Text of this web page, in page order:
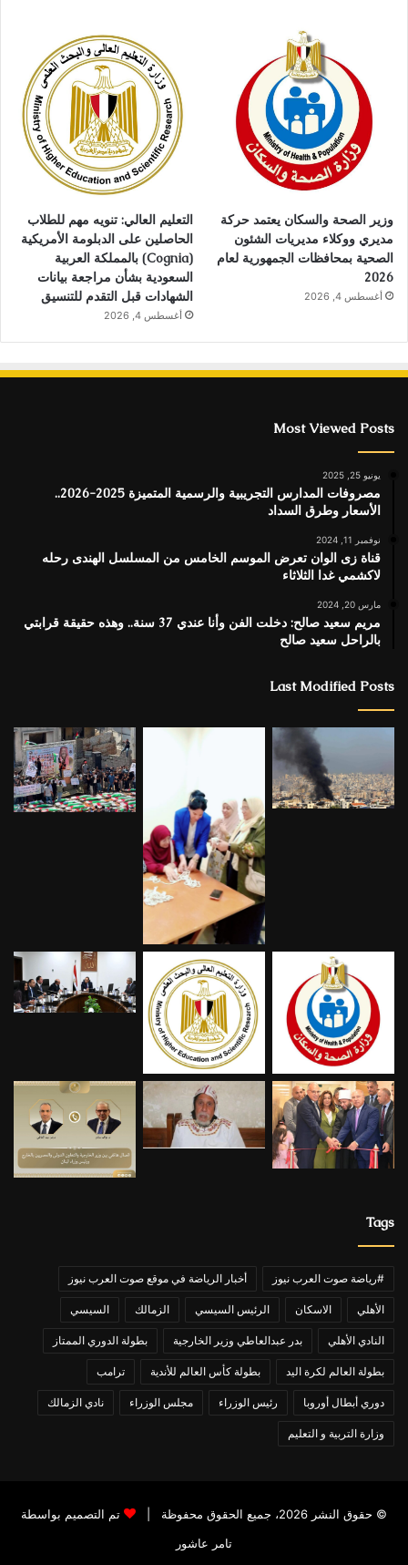
وزير الصحة والسكان يعتمد حركة
مديري ووكلاء مديريات الشئون
الصحية بمحافظات الجمهورية لعام
2026
أغسطس 4, 2026
التعليم العالي: تنويه مهم للطلاب
الحاصلين على الدبلومة الأمريكية
(Cognia) بالمملكة العربية
السعودية بشأن مراجعة بيانات
الشهادات قبل التقدم للتنسيق
أغسطس 4, 2026
Most Viewed Posts
يونيو 25, 2025
مصروفات المدارس التجريبية والرسمية المتميزة 2025-2026..
الأسعار وطرق السداد
نوفمبر 11, 2024
قناة زى الوان تعرض الموسم الخامس من المسلسل الهندى رحله
لاكشمي غدا الثلاثاء
مارس 20, 2024
مريم سعيد صالح: دخلت الفن وأنا عندي 37 سنة.. وهذه حقيقة قرابتي
بالراحل سعيد صالح
Last Modified Posts
Tags
#رياضة صوت العرب نيوز أخبار الرياضة في موقع صوت العرب نيوز
الأهلي الاسكان الرئيس السيسي الزمالك السيسي
النادي الأهلي بدر عبدالعاطي وزير الخارجية بطولة الدوري الممتاز
بطولة العالم لكرة اليد بطولة كأس العالم للأندية ترامب
دوري أبطال أوروبا رئيس الوزراء مجلس الوزراء نادي الزمالك
وزارة التربية و التعليم
© حقوق النشر 2026، جميع الحقوق محفوظة |
تم التصميم بواسطة
تامر عاشور